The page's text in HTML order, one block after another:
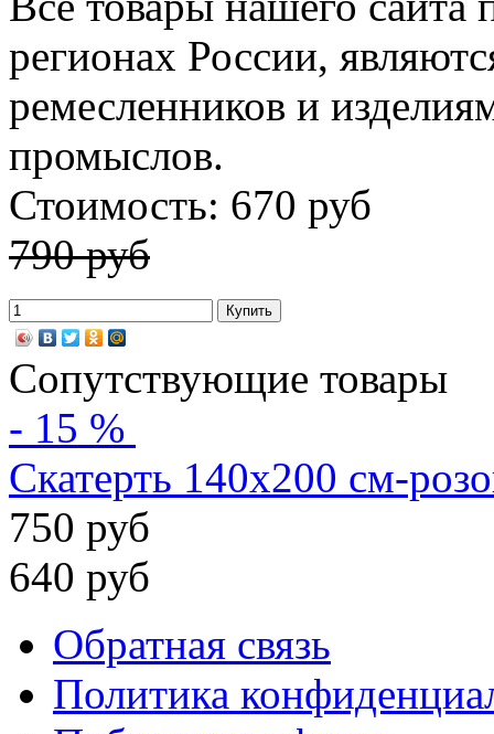
регионах России,
ремесленников и
промыслов.
Стоимость: 670 руб
790 руб
Сопутствующие товары
- 15 %
Скатерть 140х200 см-
750 руб
640 руб
Обратная связь
Политика